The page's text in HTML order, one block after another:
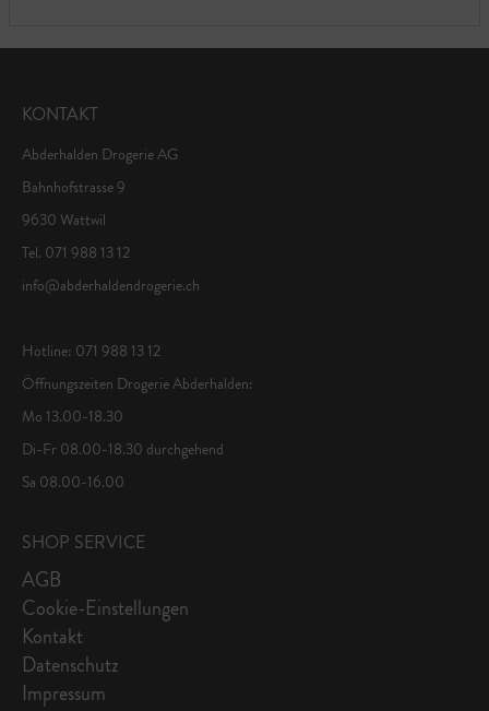
KONTAKT
Abderhalden Drogerie AG
Bahnhofstrasse 9
9630 Wattwil
Tel. 071 988 13 12
info@abderhaldendrogerie.ch
Hotline: 071 988 13 12
Öffnungszeiten Drogerie Abderhalden:
Mo 13.00-18.30
Di-Fr 08.00-18.30 durchgehend
Sa 08.00-16.00
SHOP SERVICE
AGB
Cookie-Einstellungen
Kontakt
Datenschutz
Impressum